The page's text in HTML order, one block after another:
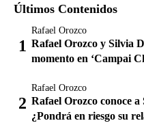
Últimos Contenidos
Rafael Orozco
Rafael Orozco y Silvia
momento en ‘Campai
Rafael Orozco
Rafael Orozco conoce
¿Pondrá en riesgo su